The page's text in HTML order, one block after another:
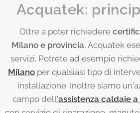
Acquatek:
Oltre a poter richiedere
Milano e provincia, Acquatek
servizi. Potrete ad esempio
Milano per qualsiasi tipo di
installazione. Inoltre siamo
campo dell'assistenza caldaie